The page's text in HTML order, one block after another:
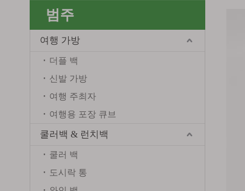
범주
여행 가방
더플 백
신발 가방
여행 주최자
여행용 포장 큐브
쿨러백 & 런치백
쿨러 백
도시락 통